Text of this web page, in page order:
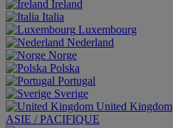
Ireland
Italia
Luxembourg
Nederland
Norge
Polska
Portugal
Sverige
United Kingdom
ASIE / PACIFIQUE